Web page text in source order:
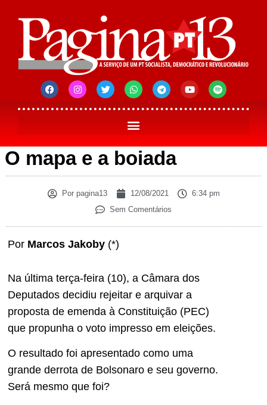
O mapa e a boiada
Porpagina13 12/08/2021
6:34 pm
Sem Comentários
Por Marcos Jakoby (*)
Na última terça-feira (10), a Câmara dos
Deputados decidiu rejeitar e arquivar a
proposta de emenda à Constituição (PEC)
que propunha o voto impresso em eleições.
O resultado foi apresentado como uma
grande derrota de Bolsonaro e seu governo.
Será mesmo que foi?